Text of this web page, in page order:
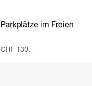
Parkplätze im Freien
CHF 130.-